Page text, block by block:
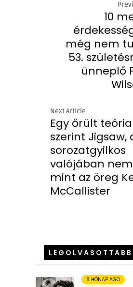
10
még nem
53.
ünneplő
Next Article
Egy őrült teória
szerint Jigsaw,
sorozatgyilkos
valójában
mint az öreg
McCallister
8 HÓNAP AGO